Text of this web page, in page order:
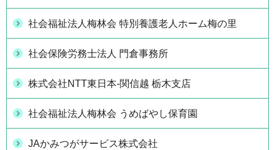
社会福祉法人梅林会 特別養護老人ホーム梅の里
社会保険労務士法人 門倉事務所
株式会社NTT東日本-関信越 栃木支店
社会福祉法人梅林会 うめばやし保育園
JAかみつがサービス株式会社